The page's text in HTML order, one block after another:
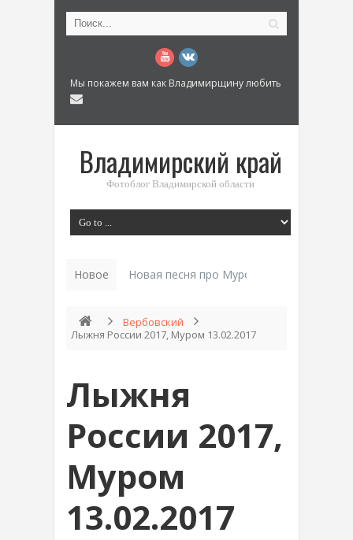
Мы покажем вам как Владимирщину любить
Владимирский край
Фотоблог Владимирской области
Новое История «Дом_
Вербовский
Лыжня России 2017, Муром 13.02.2017
Лыжня
России 2017,
Муром
13.02.2017